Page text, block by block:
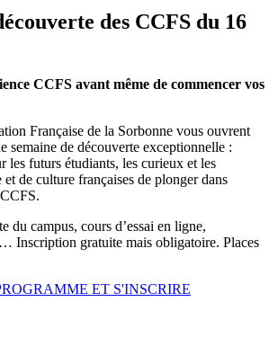
des CCFS du 16
CCFS avant même de commencer vos
Française de la Sorbonne vous ouvrent
semaine de découverte exceptionnelle :
les futurs étudiants, les curieux et les
et de culture françaises de plonger dans
du campus, cours d’essai en ligne,
Inscription gratuite mais obligatoire. Places
ET S'INSCRIRE